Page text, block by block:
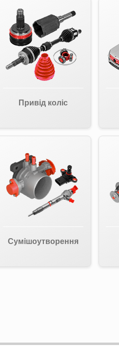
Привід коліс
Сумішоутворення